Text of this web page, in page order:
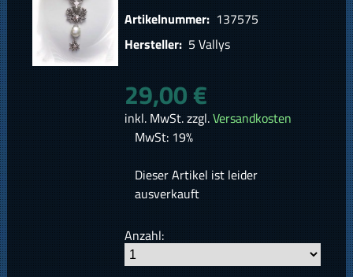
Artikelnummer: 137575
Hersteller: 5 Vallys
29,00 €
inkl. MwSt. zzgl.Versandkosten
MwSt: 19%
Dieser Artikel ist leider
ausverkauft
Anzahl: